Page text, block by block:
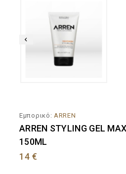
Εμπορικό: ARREN
ARREN STYLING GEL
150ML
14€